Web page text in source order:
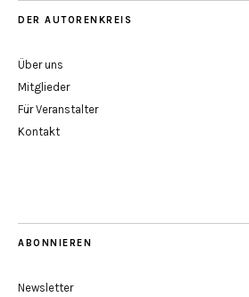
DER AUTORENKREIS
Über uns
Mitglieder
Für Veranstalter
Kontakt
ABONNIEREN
Newsletter